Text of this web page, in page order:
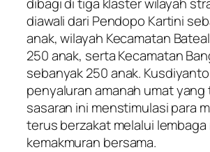
diawali dari Pendopo Kartini
anak, wilayah Kecamatan
250 anak, serta Kecamatan
sebanyak 250 anak.
penyaluran amanah umat
sasaran ini menstimulasi para
terus berzakat melalui lembaga
kemakmuran bersama.